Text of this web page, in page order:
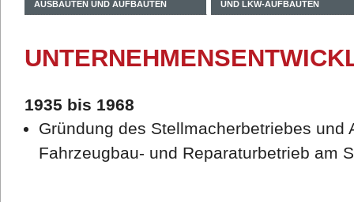
AUSBAUTEN UND AUFBAUTEN UND LKW-AUFBAUTEN
1935 bis 1968
Gründung des Stellmacherbetriebes und
Fahrzeugbau- und Reparaturbetrieb am